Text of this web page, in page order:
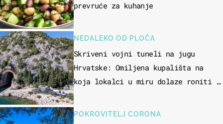
prevruće za kuhanje
NEDALEKO OD PLOČA
Skriveni vojni tuneli na jugu
Hrvatske: Omiljena kupališta na
koja lokalci u miru dolaze roniti i
POKROVITELJ CORONA